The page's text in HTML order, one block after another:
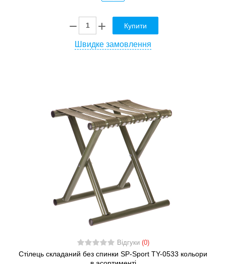
Купити
Швидке замовлення
Відгуки (0)
Стілець складаний без спинки SP-Sport TY-0533 кольори